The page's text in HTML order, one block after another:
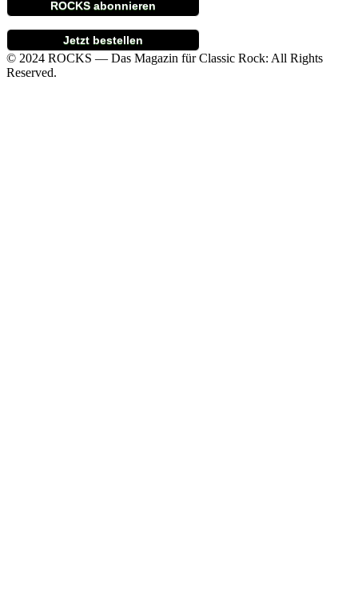
ROCKS abonnieren
Jetzt bestellen
© 2024 ROCKS — Das Magazin für Classic Rock: All Rights
Reserved.